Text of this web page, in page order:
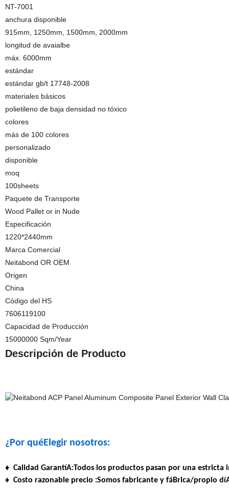
NT-7001
anchura disponible
915mm, 1250mm, 1500mm, 2000mm
longitud de avaialbe
máx. 6000mm
estándar
estándar gb/t 17748-2008
materiales básicos
polietileno de baja densidad no tóxico
colores
más de 100 colores
personalizado
disponible
moq
100sheets
Paquete de Transporte
Wood Pallet or in Nude
Especificación
1220*2440mm
Marca Comercial
Neitabond OR OEM
Origen
China
Código del HS
7606119100
Capacidad de Producción
15000000 Sqm/Year
Descripción de Producto
¿Por quéElegir nosotros:
♦ Calidad GarantíA:Todos los productos pasan por una estricta
♦ Costo razonable precio :Somos fabricante y fáBrica/propio